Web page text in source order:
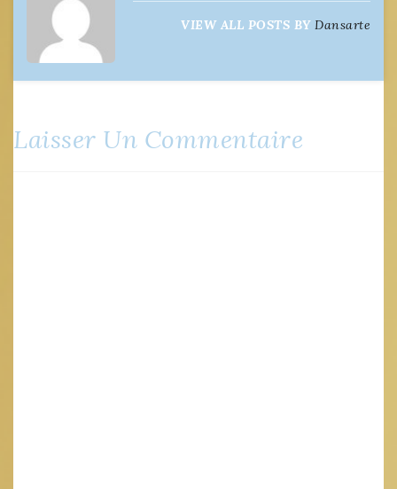
l’article
VIEW ALL POSTS BY Dansarte
Laisser Un Commentaire